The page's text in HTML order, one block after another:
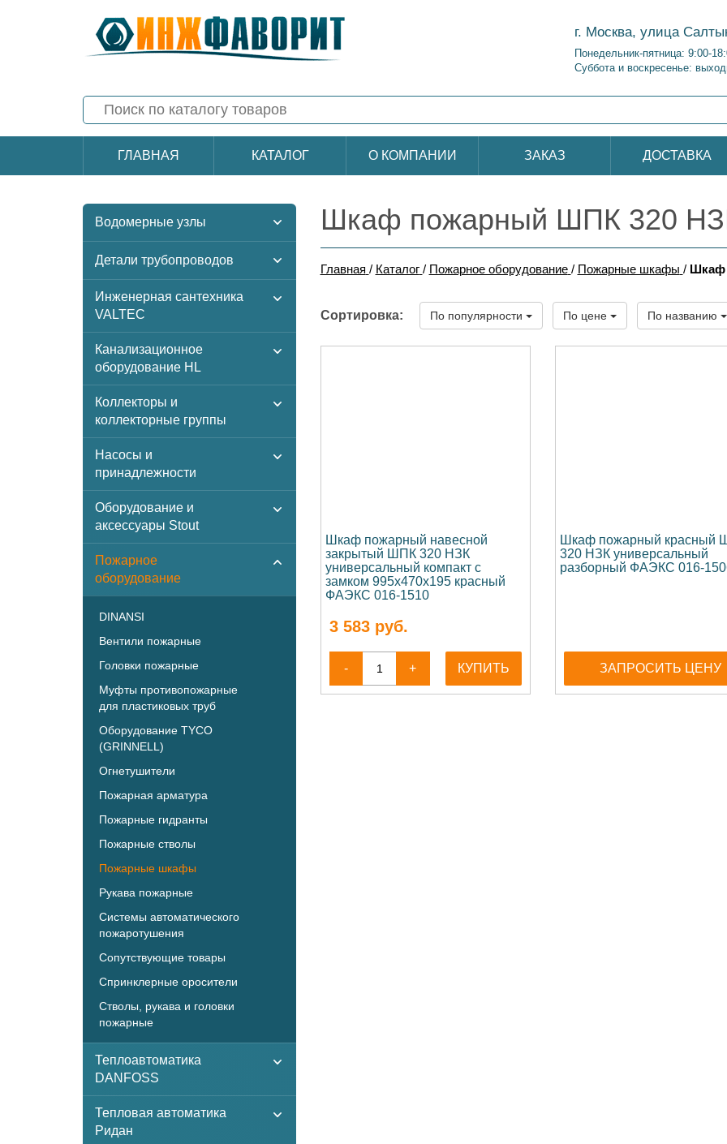
г. Москва, улица
Понедельник-пятница: 9:00-
Суббота и воскресенье:
ГЛАВНАЯ КАТАЛОГ О КОМПАНИИ ЗАКАЗ ДОСТАВКА
Водомерные узлы
Детали трубопроводов
Инженерная сантехника
VALTEC
Канализационное
оборудование HL
Коллекторы и
коллекторные группы
Насосы и
принадлежности
Оборудование и
аксессуары Stout
Пожарное
оборудование
DINANSI
Вентили пожарные
Головки пожарные
Муфты противопожарные
для пластиковых труб
Оборудование TYCO
(GRINNELL)
Огнетушители
Пожарная арматура
Пожарные гидранты
Пожарные стволы
Пожарные шкафы
Рукава пожарные
Системы автоматического
пожаротушения
Сопутствующие товары
Спринклерные оросители
Стволы, рукава и головки
пожарные
Теплоавтоматика
DANFOSS
Тепловая автоматика
Ридан
Шкаф пожарный ШПК 320
Главная / Каталог / Пожарное оборудование / Пожарные шкафы / Шкаф
Сортировка: По популярности По цене По названию
Шкаф пожарный навесной
закрытый ШПК 320 НЗК
универсальный компакт с
замком 995х470х195 красный
ФАЭКС 016-1510
3 583руб.
- + КУПИТЬ
Шкаф пожарный красный
320 НЗК универсальный
разборный ФАЭКС 016-
ЗАПРОСИТЬ ЦЕНУ